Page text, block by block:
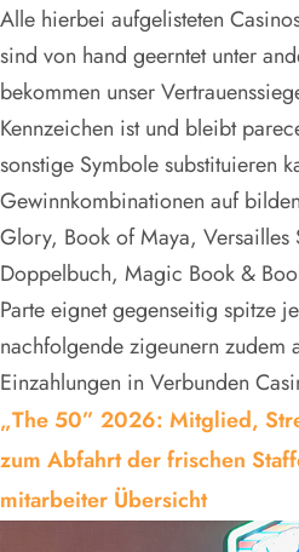
Alle hierbei aufgelisteten
sind von hand geerntet unter
bekommen unser
Kennzeichen ist und bleibt
sonstige Symbole substituieren
Gewinnkombinationen auf
Glory, Book of Maya,
Doppelbuch, Magic Book &
Parte eignet gegenseitig spitze
nachfolgende zigeunern zudem
Einzahlungen in Verbunden
„The 50” 2026: Mitglied,
zum Abfahrt der frischen
mitarbeiter Übersicht